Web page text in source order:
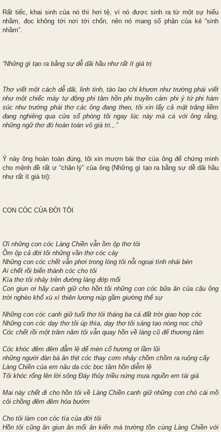
Rất tiếc, khai sinh của nó thì hơi tệ, vì nó được sinh ra từ một sự hiểu
nhầm, đọc không tới nơi tới chốn, nên nó mang số phận của kẻ “sinh
nhầm”.
“Những gì tạo ra bằng sự dễ dãi hầu như rất ít giá trị
Thơ viết một cách dễ dãi, linh tinh, tào lao chi khươn như trường phái viết
như một chiếc máy tự động phi tâm hồn phi truyền cảm phi ý tứ phi hàm
súc như trường phái thơ các ông đang theo, tôi xin lấy cả mặt trăng liềm
đang nghiêng qua cửa sổ phòng tôi ngay lúc này mà cá với ông rằng,
những ngữ thơ đó hoàn toàn vô giá trị.,.”
Ý này ông hoàn toàn đúng, tôi xin mượn bài thơ của ông để chứng minh
cho mệnh đề rất ư “chân lý” của ông (Những gì tạo ra bằng sự dễ dãi hầu
như rất ít giá trị):
CON CÓC CỦA ĐỜI TÔI
Ơi những con cóc Làng Chiền vẫn ồm ộp thơ tôi
Ồm ộp cả đời tôi những vần thơ cóc cáy
Những con cóc chết vẫn phơi trong lòng tôi nỗi ngoại tình nhái bén
Ai chết rồi biến thành cóc cho tôi
Kìa thơ tôi nhảy trên đường làng đớp mối
Con giun ơi hãy canh giữ cho hồn tôi những con cóc bữa ăn của cậu ông
trời nghèo khổ xù xì thiên lương núp gầm giường thế sự
Những con cóc canh giữ tuổi thơ tôi tháng ba cả đất trời giao hợp cóc
Những con cóc dạy thơ tôi úp thìa, dạy thơ tôi sáng tạo nòng nọc chữ
Cóc chết rồi một trăm năm tôi vẫn quay hồn về làng cũ để thương tâm
Cóc khóc đêm đêm đẫm lệ dế mèn cố hương ơi lầm lũi
những người đàn bà ăn thịt cóc thay cơm nhảy chồm chồm ra ruộng cấy
Làng Chiền của em nâu da cóc bọc tâm hồn diễm lệ
Tôi khóc rống lên lời sông Đáy thủy triều nứng mưa nguồn em tái giá
Mai này chết đi cho hồn tôi về Làng Chiền canh giữ những con chó cái mồ
côi chồng đêm đêm hóa bướm
Cho tôi làm con cóc tía của đời tôi
Hồn tôi cũng ăn giun ăn mối ăn kiến mà trường tồn cùng Làng Chiền với